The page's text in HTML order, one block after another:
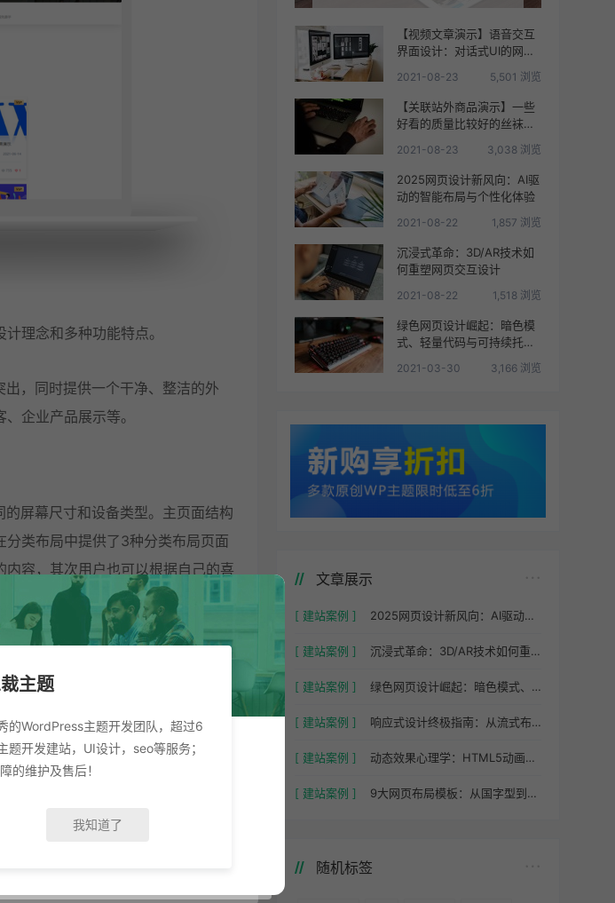
理念和多种功能特点。
，同时提供一个干净、整洁的外
企业产品展示等。
屏幕尺寸和设备类型。主页面结构
类布局中提供了3种分类布局页面
容，其次用户也可以根据自己的喜
容，且全部类型均支持多套餐多价
能、作者投稿奖励、推广注册奖
速达成网站营销以增加用户粘性，
【视频文章演示】语音交互
界面设计：对话式UI的网页
2021-08-23 5,501 浏览
【关联站外商品演示】一些
好看的质量比较好的丝袜推
2021-08-23 3,038 浏览
2025网页设计新风向：AI驱
动的智能布局与个性化体验
2021-08-22 1,857 浏览
沉浸式革命：3D/AR技术如
何重塑网页交互设计
2021-08-22 1,518 浏览
绿色网页设计崛起：暗色模
式、轻量代码与可持续托管
2021-03-30 3,166 浏览
文章展示
[ 建站案例 ] 2025网页设计新风向：AI驱动的智能布局与个性化体验
[ 建站案例 ] 沉浸式革命：3D/AR技术如何重塑网页交互设计
[ 建站案例 ] 绿色网页设计崛起：暗色模式、轻量代码与可持续托管实践
[ 建站案例 ] 响应式设计终极指南：从流式布局到媒体查询全解析
[ 建站案例 ] 动态效果心理学：HTML5动画如何提升用户停留时间
[ 建站案例 ] 9大网页布局模板：从国字型到POP布局的场景化应用
随机标签
主题
的WordPress主题开发团队，超过6
开发建站，UI设计，seo等服务；
的维护及售后！
我知道了